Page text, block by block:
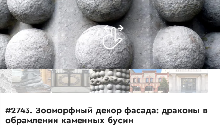
#2743. Зооморфный декор фасада: драконы в
обрамлении каменных бусин